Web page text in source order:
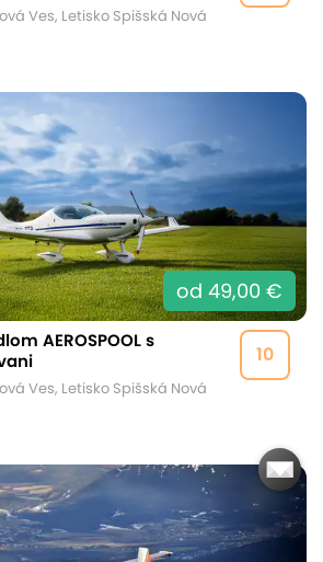
Ves, Letisko Spišská Nová
od 49,00 €
10
AEROSPOOL s
Ves, Letisko Spišská Nová